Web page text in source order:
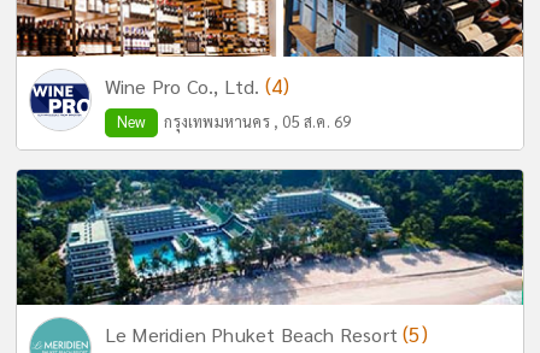
Wine Pro Co., Ltd. (4)
New กรุงเทพมหานคร , 05 ส.ค. 69
Le Meridien Phuket Beach Resort(5)